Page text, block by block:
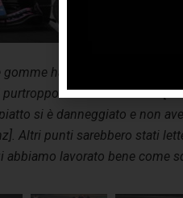
hard sono rimasti in
urtato da Esteban
si è danneggiato e non
Altri punti sarebbero stati
abbiamo lavorato bene come